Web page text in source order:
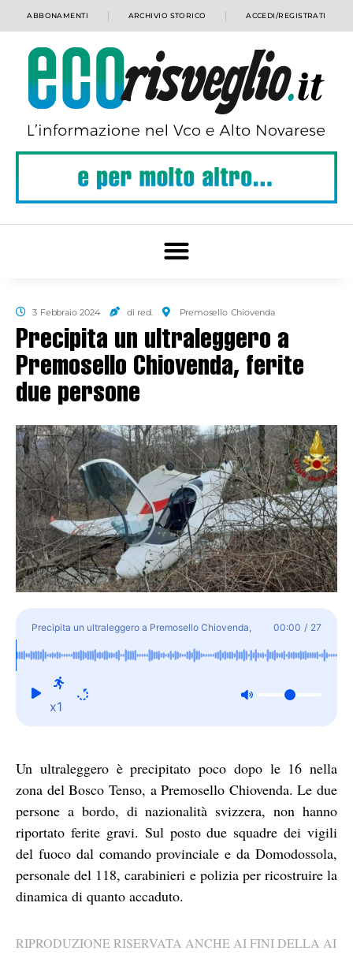
ABBONAMENTI ARCHIVIO STORICO ACCEDI/REGISTRATI
3 Febbraio 2024 di red. Premosello Chiovenda
Precipita un ultraleggero a
Premosello Chiovenda, ferite
due persone
Precipita un ultraleggero a Premosello Chiovenda,
ferite due persone
00:00 / 27
x1
Un ultraleggero è precipitato poco dopo le 16 nella
zona del Bosco Tenso, a Premosello Chiovenda. Le due
persone a bordo, di nazionalità svizzera, non hanno
riportato ferite gravi. Sul posto due squadre dei vigili
del fuoco dal comando provinciale e da Domodossola,
personale del 118, carabinieri e polizia per ricostruire la
dinamica di quanto accaduto.
RIPRODUZIONE RISERVATA ANCHE AI FINI DELLA AI